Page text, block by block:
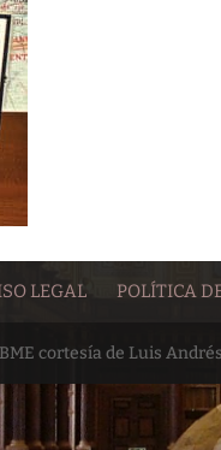
LEGAL POLÍTICA
cortesía de Luis